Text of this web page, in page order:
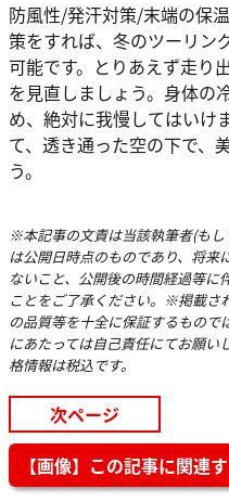
防風性/発汗対策/末端の保
策をすれば、冬のツーリン
可能です。とりあえず走り
を見直しましょう。身体の
め、絶対に我慢してはいけ
て、透き通った空の下で、
う。
※本記事の文責は当該執筆者(も
は公開日時点のものであり、将来
ないこと、公開後の時間経過等に
ことをご了承ください。※掲載さ
の品質等を十全に保証するもので
にあたっては自己責任にてお願
格情報は税込です。
次ページ
【画像】この記事に関連